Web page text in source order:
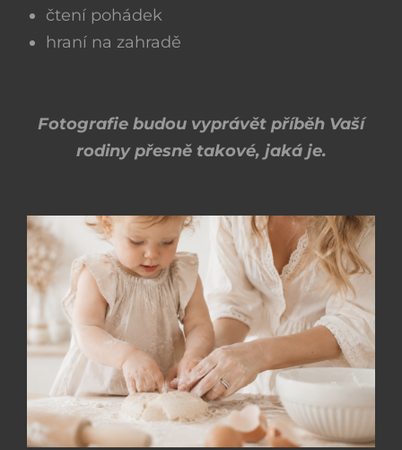
čtení pohádek
hraní na zahradě
Fotografie budou vyprávět příběh Vaší
rodiny přesně takové, jaká je.